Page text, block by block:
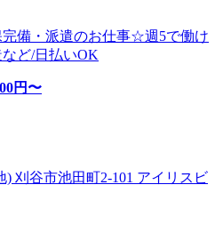
完備・派遣のお仕事☆週5で働け
ど/日払いOK
円〜
刈谷市池田町2-101 アイリスビ